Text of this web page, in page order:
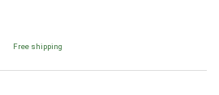
Free shipping